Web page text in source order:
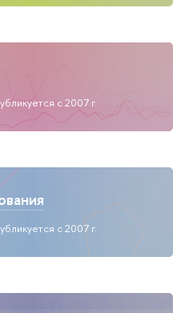
с 2007 г.
с 2007 г.